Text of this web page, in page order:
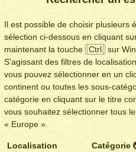
Il est possible de choisir plusieurs
sélection ci-dessous en cliquant
maintenant la touche
Ctrl sur
S'agissant des filtres de
vous pouvez sélectionner en un
continent ou toutes les sous-
catégorie en cliquant sur le titre
vous souhaitez sélectionner tous
« Europe ».
Localisation
Catégorie